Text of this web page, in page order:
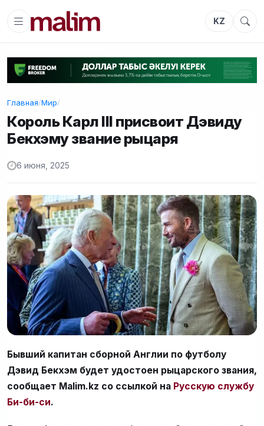
KZ
Главная/Мир/
Король Карл III присвоит Дэвиду
Бекхэму звание рыцаря
6 июня, 2025
Бывший капитан сборной Англии по футболу
Дэвид Бекхэм будет удостоен рыцарского звания,
сообщает Malim.kz со ссылкой на Русскую службу
Би-би-си.